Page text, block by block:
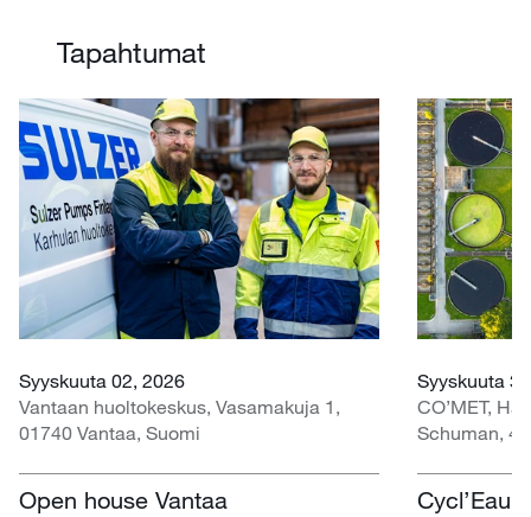
Tapahtumat
Syyskuuta 02, 2026
Vantaan huoltokeskus, Vasamakuja 1,
01740 Vantaa, Suomi
Open house Vantaa
Syyskuuta
CO’MET,
Schuman,
Cycl’Eau